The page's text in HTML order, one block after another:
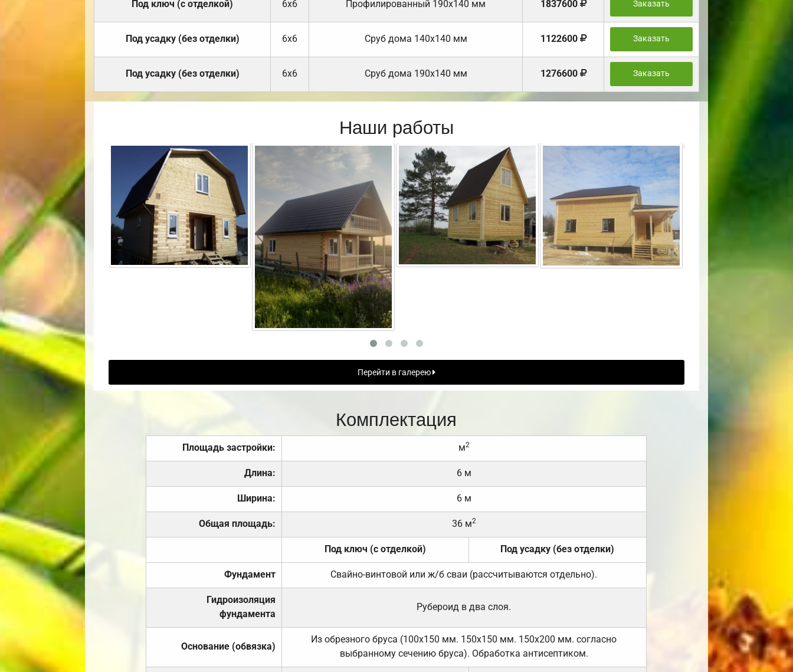
Под ключ (с отделкой) 6х6 Профилированный 190х140 мм 1837600 Заказать
Под усадку (без отделки) 6х6 Cруб дома 140х140 мм 1122600 Заказать
Под усадку (без отделки) 6х6 Cруб дома 190х140 мм 1276600 Заказать
Наши работы
Перейти в галерею
Комплектация
Площадь застройки: м2
Длина: 6 м
Ширина: 6 м
Общая площадь: 36 м2
Под ключ (с отделкой) Под усадку (без отделки)
Фундамент Свайно-винтовой или ж/б сваи (рассчитываются отдельно).
Гидроизоляция
фундамента
Рубероид в два слоя.
Основание (обвязка)
Из обрезного бруса (100х150 мм. 150х150 мм. 150х200 мм. согласно
выбранному сечению бруса). Обработка антисептиком.